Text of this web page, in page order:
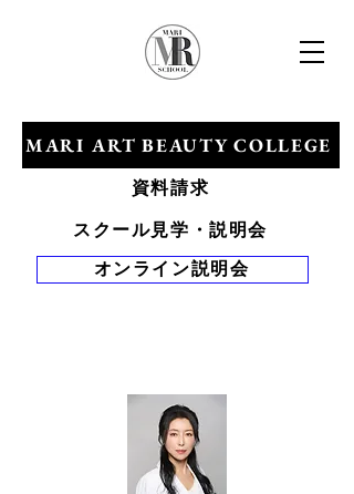
スクール見学・説明会
資料請求
MARI ART BEAUTY COLLEGE
オンライン説明会